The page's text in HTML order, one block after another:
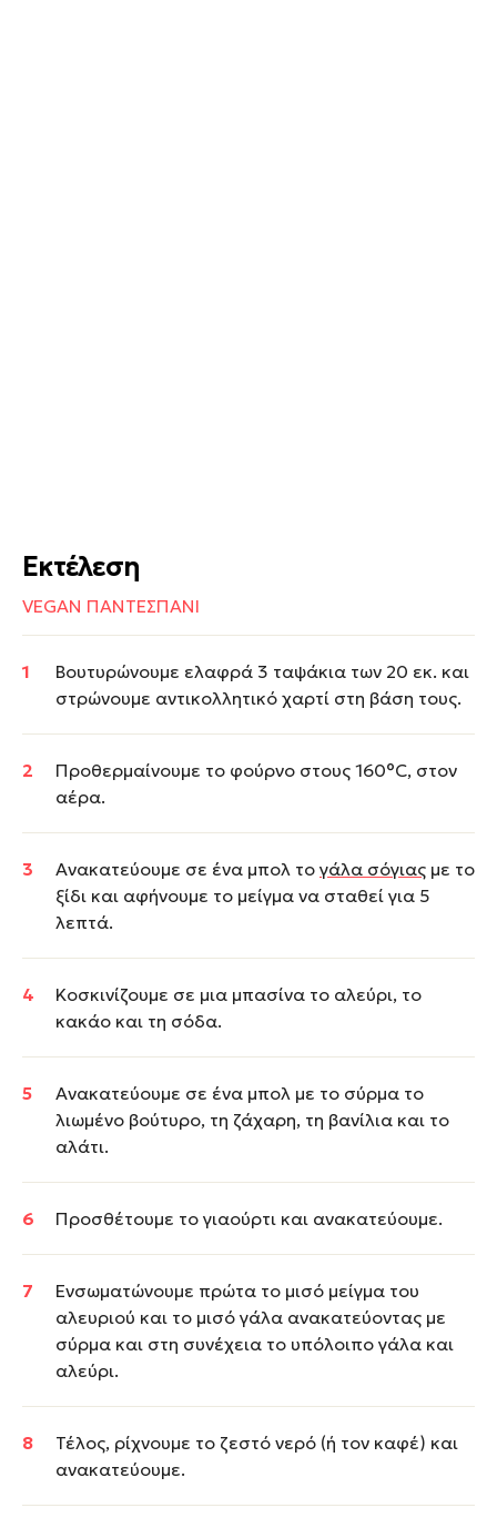
Εκτέλεση
VEGAN ΠΑΝΤΕΣΠΑΝΙ
Βουτυρώνουμε ελαφρά 3 ταψάκια των 20 εκ. και
στρώνουμε αντικολλητικό χαρτί στη βάση τους.
Προθερμαίνουμε το φούρνο στους 160°C, στον
αέρα.
Ανακατεύουμε σε ένα μπολ το γάλα σόγιας με το
ξίδι και αφήνουμε το μείγμα να σταθεί για 5
λεπτά.
Κοσκινίζουμε σε μια μπασίνα το αλεύρι, το
κακάο και τη σόδα.
Ανακατεύουμε σε ένα μπολ με το σύρμα το
λιωμένο βούτυρο, τη ζάχαρη, τη βανίλια και το
αλάτι.
Προσθέτουμε το γιαούρτι και ανακατεύουμε.
Ενσωματώνουμε πρώτα το μισό μείγμα του
αλευριού και το μισό γάλα ανακατεύοντας με
σύρμα και στη συνέχεια το υπόλοιπο γάλα και
αλεύρι.
Τέλος, ρίχνουμε το ζεστό νερό (ή τον καφέ) και
ανακατεύουμε.